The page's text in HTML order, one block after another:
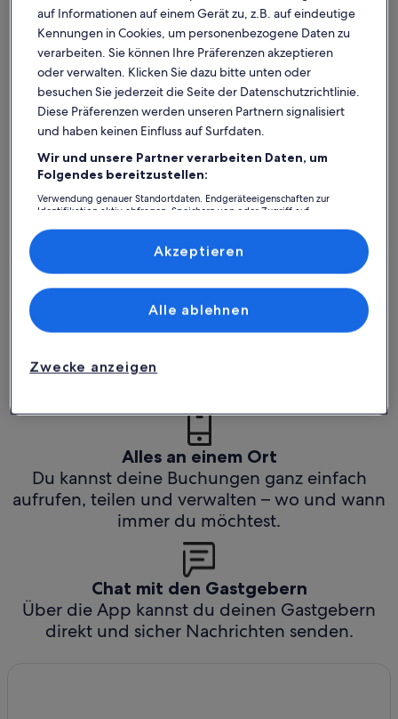
Was spricht für unsere App?
Immer in Verbindung
Du hast all deine Buchungsdetails immer
griffbereit, auch ohne WLAN!
Unser Kundenservice ist rund um die Uhr,
Alles an einem Ort
Du kannst deine Buchungen ganz einfach
aufrufen, teilen und verwalten – wo und wann
immer du möchtest.
Chat mit den Gastgebern
Über die App kannst du deinen Gastgebern
direkt und sicher Nachrichten senden.
auf Informationen auf einem Gerät zu, z.B. auf eindeutige
Kennungen in Cookies, um personenbezogene Daten zu
verarbeiten. Sie können Ihre Präferenzen akzeptieren
oder verwalten. Klicken Sie dazu bitte unten oder
besuchen Sie jederzeit die Seite der Datenschutzrichtlinie.
Diese Präferenzen werden unseren Partnern signalisiert
und haben keinen Einfluss auf Surfdaten.
Wir und unsere Partner verarbeiten Daten, um
Folgendes bereitzustellen:
Verwendung genauer Standortdaten. Endgeräteeigenschaften zur
Identifikation aktiv abfragen. Speichern von oder Zugriff auf
Inhalte, Messung von Werbeleistung und der Performance von Inhalten,
Zielgruppenforschung sowie Entwicklung und Verbesserung von
Liste der Partner (Lieferanten)
Zwecke anzeigen
Alle ablehnen
Akzeptieren